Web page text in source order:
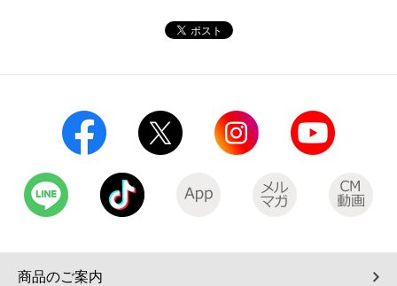
自転車シェアリング（店舗限定）
モバイルバッテリーシェアリング（店舗限定）
セブン-イレブンの歴史
商品のご案内